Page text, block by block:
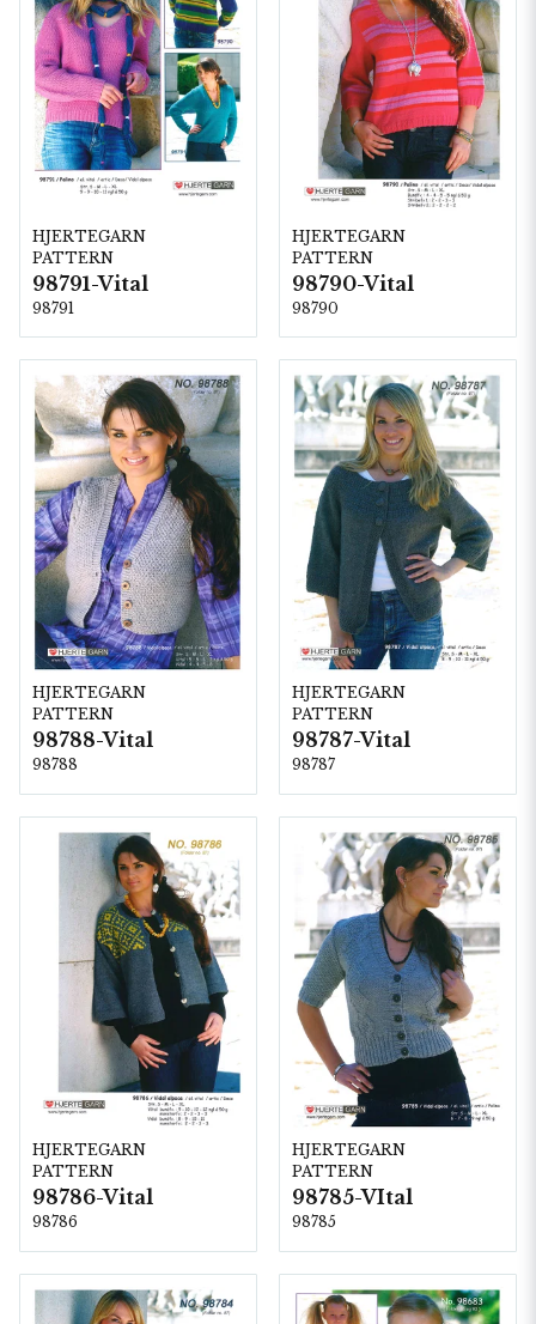
HJERTEGARN
PATTERN
98791-Vital
98791
HJERTEGARN
PATTERN
98790-Vital
98790
HJERTEGARN
PATTERN
98788-Vital
98788
HJERTEGARN
PATTERN
98787-Vital
98787
HJERTEGARN
PATTERN
98786-Vital
98786
HJERTEGARN
PATTERN
98785-VItal
98785